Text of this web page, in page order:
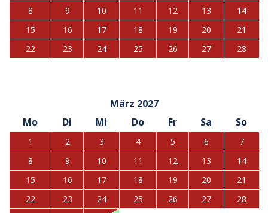
8
9 10 11 12 13
14
15
16 17 18 19 20
21
22
23 24 25 26 27 28
März 2027
Mo
Di Mi Do Fr Sa So
1 2 3 4 5 6
7
8
9 10 11 12 13
14
15
16 17 18 19 20
21
22
23 24 25 26 27
28